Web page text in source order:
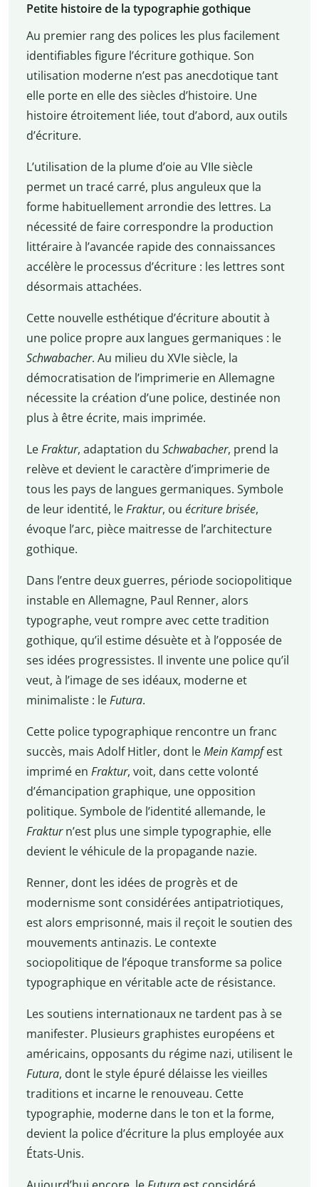
Petite histoire de la typographie gothique
Au premier rang des polices les plus facilement
identifiables figure l’écriture gothique. Son
utilisation moderne n’est pas anecdotique tant
elle porte en elle des siècles d’histoire. Une
histoire étroitement liée, tout d’abord, aux outils
d’écriture.
L’utilisation de la plume d’oie au VIIe siècle
permet un tracé carré, plus anguleux que la
forme habituellement arrondie des lettres. La
nécessité de faire correspondre la production
littéraire à l’avancée rapide des connaissances
accélère le processus d’écriture : les lettres sont
désormais attachées.
Cette nouvelle esthétique d’écriture aboutit à
une police propre aux langues germaniques : le
Schwabacher. Au milieu du XVIe siècle, la
démocratisation de l’imprimerie en Allemagne
nécessite la création d’une police, destinée non
plus à être écrite, mais imprimée.
LeFraktur, adaptation du Schwabacher, prend la
relève et devient le caractère d’imprimerie de
tous les pays de langues germaniques. Symbole
de leur identité, leFraktur, ou écriture brisée,
évoque l’arc, pièce maitresse de l’architecture
gothique.
Dans l’entre deux guerres, période sociopolitique
instable en Allemagne, Paul Renner, alors
typographe, veut rompre avec cette tradition
gothique, qu’il estime désuète et à l’opposée de
ses idées progressistes. Il invente une police qu’il
veut, à l’image de ses idéaux, moderne et
minimaliste : leFutura.
Cette police typographique rencontre un franc
succès, mais Adolf Hitler, dont leMein Kampfest
imprimé en Fraktur, voit, dans cette volonté
d’émancipation graphique, une opposition
politique. Symbole de l’identité allemande, le
Frakturn’est plus une simple typographie, elle
devient le véhicule de la propagande nazie.
Renner, dont les idées de progrès et de
modernisme sont considérées antipatriotiques,
est alors emprisonné, mais il reçoit le soutien des
mouvements antinazis. Le contexte
sociopolitique de l’époque transforme sa police
typographique en véritable acte de résistance.
Les soutiens internationaux ne tardent pas à se
manifester. Plusieurs graphistes européens et
américains, opposants du régime nazi, utilisent le
Futura, dont le style épuré délaisse les vieilles
traditions et incarne le renouveau. Cette
typographie, moderne dans le ton et la forme,
devient la police d’écriture la plus employée aux
États-Unis.